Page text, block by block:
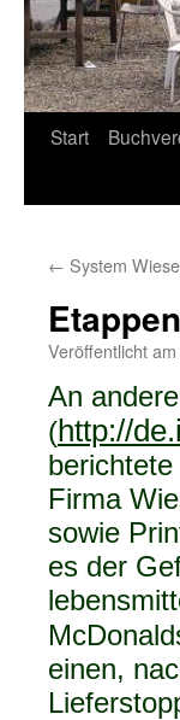
Start
← System
Veröffentlicht am
An
(http://
Firma
sowie
es der
einen,